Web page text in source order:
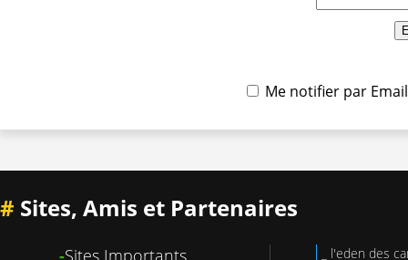
Me notifier par
# Sites, Amis et Partenaires
-Sites Importants
_ l'eden des